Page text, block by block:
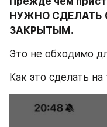
НУЖНО СДЕЛАТЬ
ЗАКРЫТЫМ.
Это не обходимо
Как это сделать